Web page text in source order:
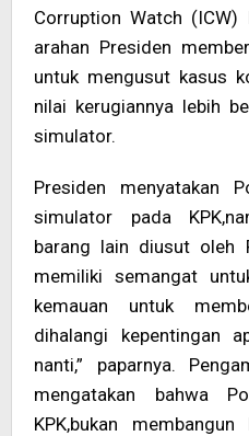
Corruption Watch (ICW)
arahan Presiden
untuk mengusut kasus
nilai kerugiannya lebih
simulator.
Presiden menyatakan
simulator pada
barang lain diusut oleh
memiliki semangat
kemauan untuk
dihalangi kepentingan
nanti,” paparnya.
mengatakan bahwa
KPK,bukan